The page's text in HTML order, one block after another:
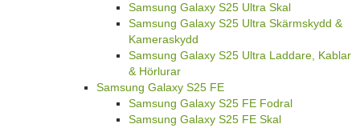
Samsung Galaxy S25 Ultra Skal
Samsung Galaxy S25 Ultra Skärmskydd &
Kameraskydd
Samsung Galaxy S25 Ultra Laddare, Kablar
& Hörlurar
Samsung Galaxy S25 FE
Samsung Galaxy S25 FE Fodral
Samsung Galaxy S25 FE Skal